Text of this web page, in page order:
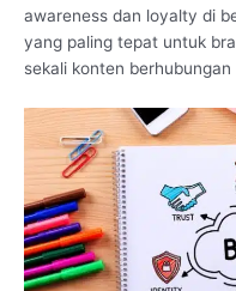
awareness dan loyalty di
yang paling tepat untuk
sekali konten